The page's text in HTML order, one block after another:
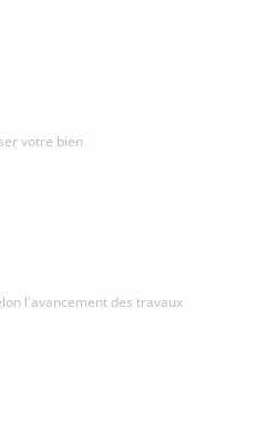
votre bien
l'avancement des travaux